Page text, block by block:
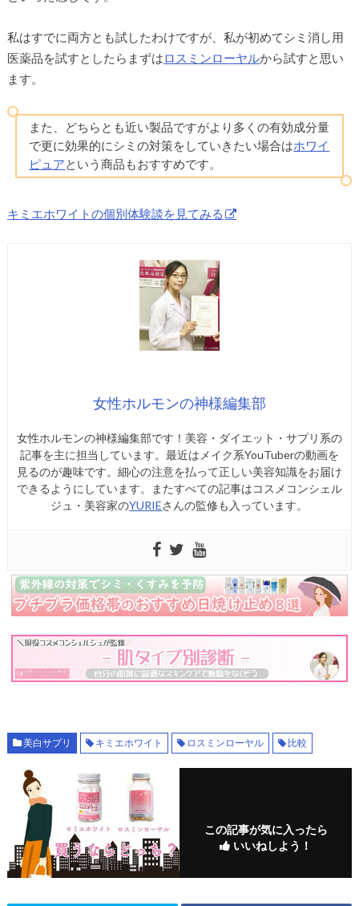
私はすでに両方とも試したわけですが、私が初めてシミ消し用
医薬品を試すとしたらまずはロスミンローヤルから試すと思い
ます。
また、どちらとも近い製品ですがより多くの有効成分量
で更に効果的にシミの対策をしていきたい場合はホワイ
ピュアという商品もおすすめです。
キミエホワイトの個別体験談を見てみる
女性ホルモンの神様編集部
女性ホルモンの神様編集部です！美容・ダイエット・サプリ系の
記事を主に担当しています。最近はメイク系YouTuberの動画を
見るのが趣味です。細心の注意を払って正しい美容知識をお届け
できるようにしています。またすべての記事はコスメコンシェル
ジュ・美容家のYURIEさんの監修も入っています。
美白サプリ キミエホワイト ロスミンローヤル 比較
この記事が気に入ったら
いいねしよう！